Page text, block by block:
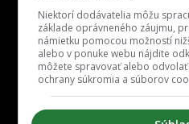
Kontakt Inzercia Cenník
Niektorí dodávatelia môžu
základe oprávneného záujmu,
námietku pomocou možností
alebo v ponuke webu nájdite
môžete spravovať alebo odvolať
ochrany súkromia a súborov